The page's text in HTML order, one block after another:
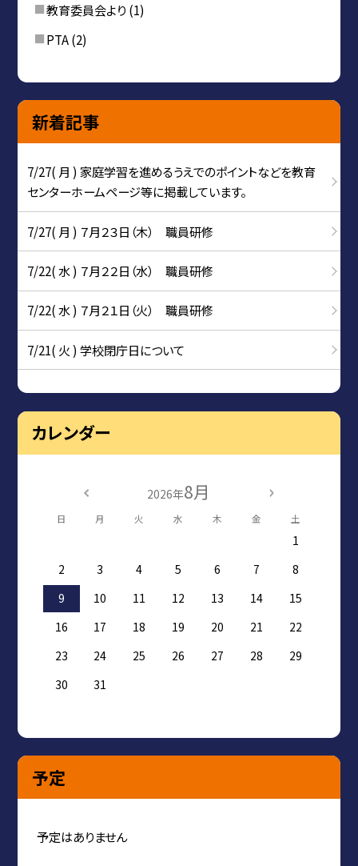
教育委員会より (1)
PTA(2)
新着記事
7/27( 月 ) 家庭学習を進めるうえでのポイントなどを教育
センターホームページ等に掲載しています。
7/27( 月 ) ７月２３日（木） 職員研修
7/22( 水 ) ７月２２日（水） 職員研修
7/22( 水 ) ７月２１日（火） 職員研修
7/21( 火 ) 学校閉庁日について
カレンダー
2026年8月
日 月 火 水 木 金 土
1
2
3 4 5 6 7
8
9
10 11 12 13 14
15
16
17 18 19 20 21
22
23
24 25 26 27 28
29
30
31
予定
予定はありません